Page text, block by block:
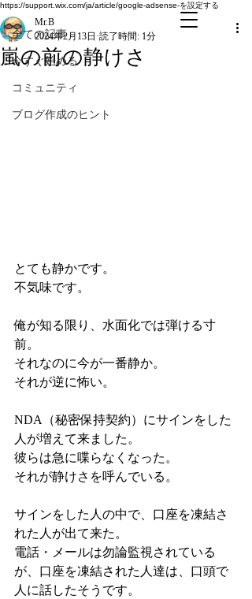
https://support.wix.com/ja/article/google-adsense-を設定する
全ての記事
今すぐ始める
コミュニティ
ブログ作成のヒント
嵐の前の静けさ
Mr.B
2024年2月13日 読了時間: 1分
とても静かです。
不気味です。
俺が知る限り、水面化では弾ける寸
前。
それなのに今が一番静か。
それが逆に怖い。
NDA（秘密保持契約）にサインをした
人が増えて来ました。
彼らは急に喋らなくなった。
それが静けさを呼んでいる。
サインをした人の中で、口座を凍結さ
れた人が出て来た。
電話・メールは勿論監視されている
が、口座を凍結された人達は、口頭で
人に話したそうです。